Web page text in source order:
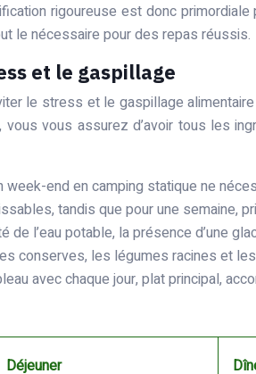
rigoureuse est donc
le nécessaire pour des repas réussis.
et le gaspillage
le stress et le gaspillage
vous assurez d’avoir tous les
week-end en camping statique ne
tandis que pour une semaine,
de l’eau potable, la présence d’une
conserves, les légumes racines et
avec chaque jour, plat principal,
Déjeuner